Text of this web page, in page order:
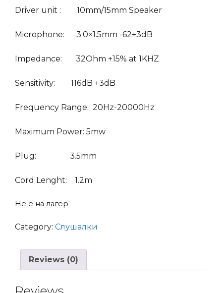
was:
is:
Driver unit : 10mm/15mm Speaker
Microphone: 3.0×1.5mm -62+3dB
Impedance: 32Ohm +15% at 1KHZ
Sensitivity: 116dB +3dB
Frequency Range: 20Hz-20000Hz
Maximum Power: 5mw
Plug: 3.5mm
Cord Lenght: 1.2m
Не е на лагер
Category: Слушалки
Reviews (0)